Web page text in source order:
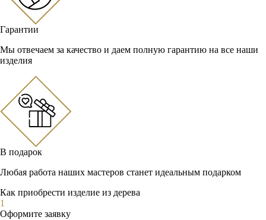
Гарантии
Мы отвечаем за качество и даем полную гарантию на все наши
изделия
В подарок
Любая работа наших мастеров станет идеальным подарком
Как приобрести изделие из дерева
1
Оформите заявку